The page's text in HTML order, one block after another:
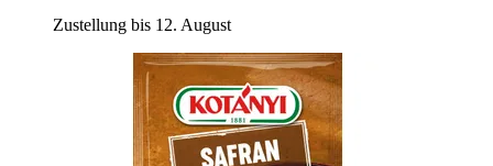
Zustellung bis 12. August